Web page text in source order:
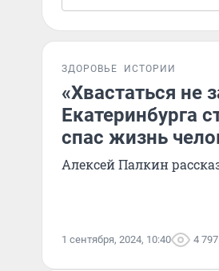
ЗДОРОВЬЕ ИСТОРИИ
«Хвастаться не
Екатеринбурга
спас жизнь
Алексей Палкин
1 сентября, 2024, 10:40 4 797